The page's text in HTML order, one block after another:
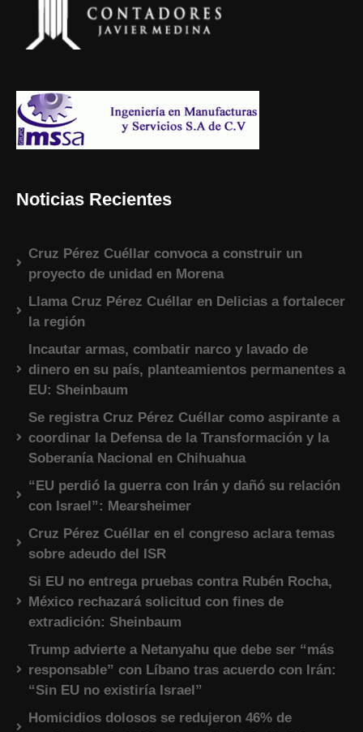
Noticias Recientes
Cruz Pérez Cuéllar convoca a construir un
proyecto de unidad en Morena
Llama Cruz Pérez Cuéllar en Delicias a fortalecer
la región
Incautar armas, combatir narco y lavado de
dinero en su país, planteamientos permanentes a
EU: Sheinbaum
Se registra Cruz Pérez Cuéllar como aspirante a
coordinar la Defensa de la Transformación y la
Soberanía Nacional en Chihuahua
“EU perdió la guerra con Irán y dañó su relación
con Israel”: Mearsheimer
Cruz Pérez Cuéllar en el congreso aclara temas
sobre adeudo del ISR
Si EU no entrega pruebas contra Rubén Rocha,
México rechazará solicitud con fines de
extradición: Sheinbaum
Trump advierte a Netanyahu que debe ser “más
responsable” con Líbano tras acuerdo con Irán:
“Sin EU no existiría Israel”
Homicidios dolosos se redujeron 46% de